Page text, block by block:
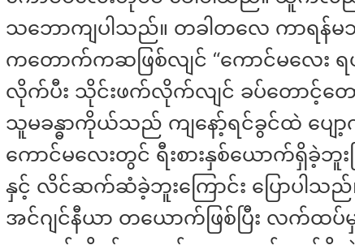
သဘောကျပါသည်။ တခါတလေ ကာရန်မ
ကတောက်ကဆဖြစ်လျင် “ကောင်မလေး ရယ်
လိုက်ပီး သိုင်းဖက်လိုက်လျင် ခပ်တောင့်တော
သူမခန္ဓာကိုယ်သည် ကျနော့်ရင်ခွင်ထဲ ပျေ
ကောင်မလေးတွင် ရီးစားနှစ်ယောက်ရှိခဲ့ဘူး
နှင့် လိင်ဆက်ဆံခဲ့ဘူးကြောင်း ပြောပါသ
အင်ဂျင်နီယာ တယောက်ဖြစ်ပြီး လက်ထပ်မှ